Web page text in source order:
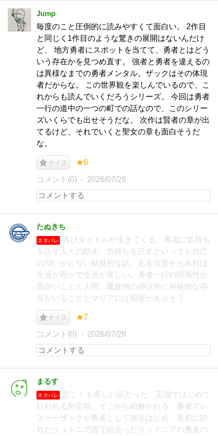
Jump
毎度のこと圧倒的に読みやすくて面白い。 2作目
と同じく1作目のような驚きの展開はないんだけ
ど、 地方勇者にスポットを当てて、勇者とはどう
いう存在かを見つめ直す。 強者と勇者を違えるの
は異様なまでの勇者メンタル。ザックはその体現
者だからな。 この世界観を楽しんでいるので、こ
れからも読んでいくだろうシリーズ。 今回は勇者
一行の道中の一つの町での話なので、このシリー
ズいくらでも出せそうだな。 次作は賢者の章が出
てるけど、それでいくと聖女の章も面白そうだ
な。
ナイス ★6
コメント(0) 2026/07/29
たぬきち
ネタバレ
再びタイトルが生きてくる。勇者に気持ち
を託す人々の顛末。気持ちを託すといっても自己
の匂いがしない献身的な話。ある位置からみれば
全員が愚かで全員が美しい。勇者一行の関係性が
面白いことと人間、魔族側の神以外に神秘的な存
在がいることとマリアには秘密がありそう。
ナイス ★7
コメント(0) 2026/07/28
まるす
ネタバレ
悲しくも美しい話だった。王国ではじめて
行われる慰霊祭。そこから紐解かれる、勇者アレ
スーーザックが勇者として旅をはじめ、最初に訪
れたリュドニア国で出会ったリュドニアの勇者の